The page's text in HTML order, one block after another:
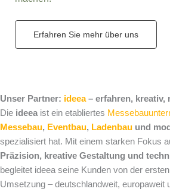
Erfahren Sie mehr über uns
Unser Partner: ideea– erfahren, kreativ,
Die ideea ist ein etabliertes
Messebau, Eventbau, Ladenbau und
spezialisiert hat. Mit einem starken Fokus
Präzision, kreative Gestaltung und
begleitet ideea seine Kunden von der
Umsetzung – deutschlandweit, europaweit